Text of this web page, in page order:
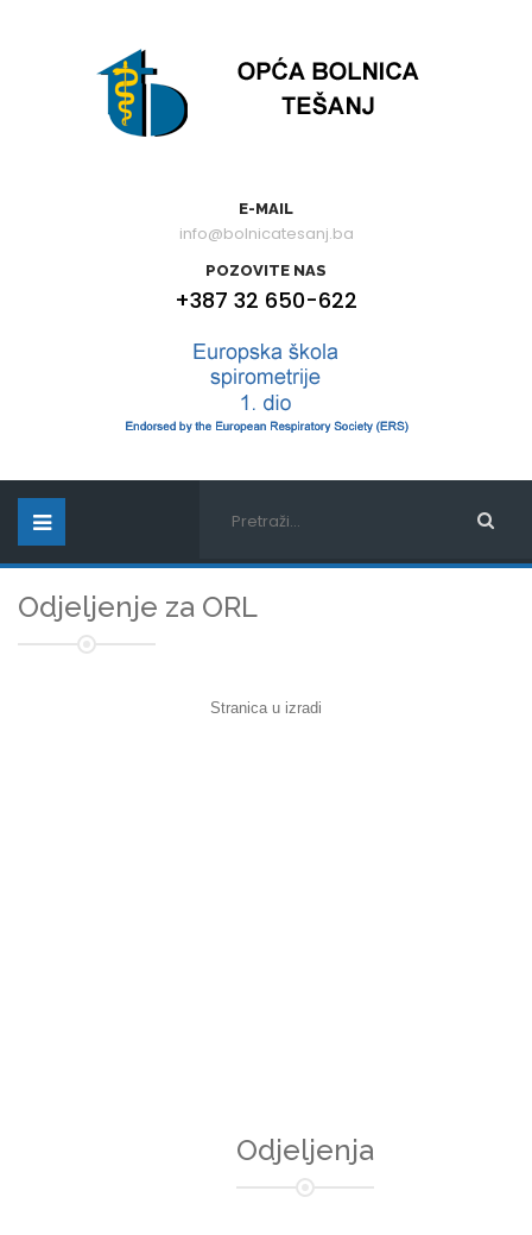
E-MAIL
info@bolnicatesanj.ba
POZOVITE NAS
+387 32 650-622
Odjeljenje za ORL
Stranica u izradi
Odjeljenja